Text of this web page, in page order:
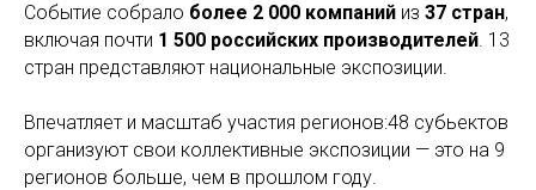
Событие собрало более 2 000 компаний из 37 стран,
включая почти 1 500 российских производителей. 13
стран представляют национальные экспозиции.
Впечатляет и масштаб участия регионов:48 субьектов
организуют свои коллективные экспозиции — это на 9
регионов больше, чем в прошлом году.